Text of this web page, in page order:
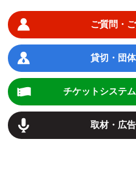
ご質問・
貸切・団
チケットシステ
取材・広